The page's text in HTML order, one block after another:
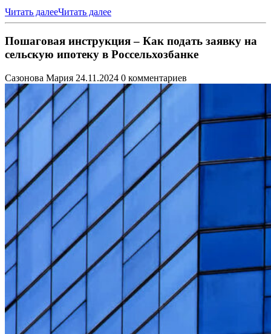
Читать далееЧитать далее
Пошаговая инструкция – Как подать заявку на
сельскую ипотеку в Россельхозбанке
Сазонова Мария 24.11.2024 0 комментариев